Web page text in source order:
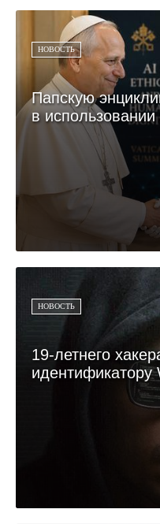
НОВОСТЬ
Папскую
в
НОВОСТЬ
19-летнего
идентификатору